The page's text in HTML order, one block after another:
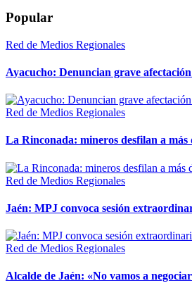
Popular
Red de Medios Regionales
Ayacucho: Denuncian grave
Red de Medios Regionales
La Rinconada: mineros desfilan a más
Red de Medios Regionales
Jaén: MPJ convoca sesión
Red de Medios Regionales
Alcalde de Jaén: «No vamos a